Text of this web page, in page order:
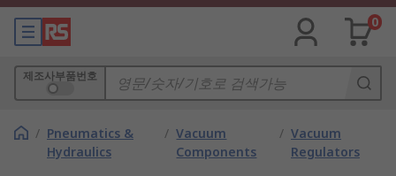
0
제조사부품번호
/ Pneumatics &
Hydraulics
/ Vacuum
Components
/ Vacuum
Regulators